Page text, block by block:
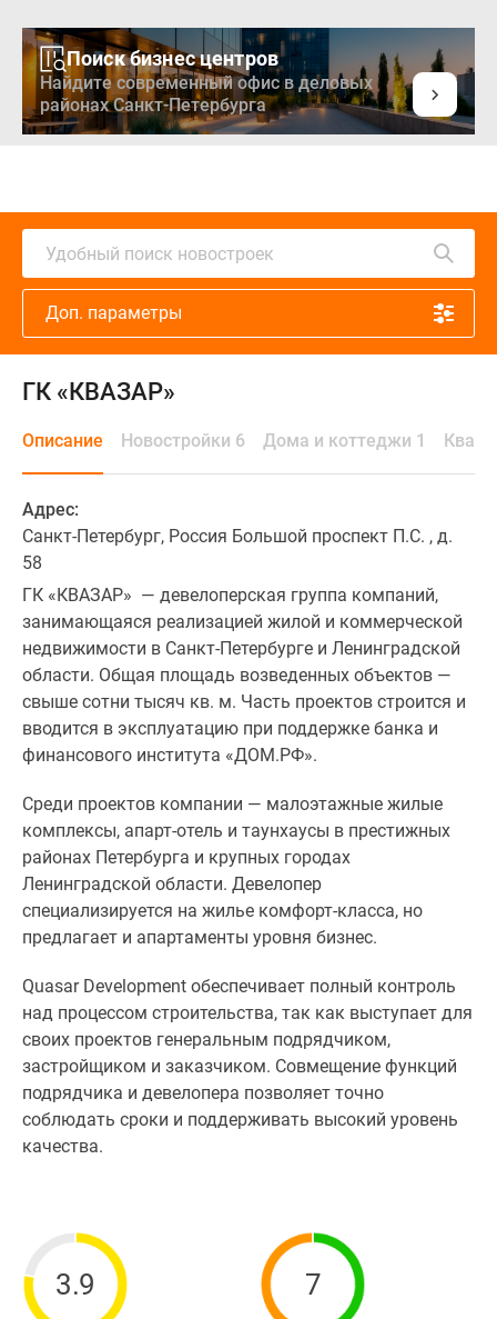
Поиск бизнес центров
Найдите современный офис в деловых
районах Санкт-Петербурга
Удобный поиск новостроек
Доп. параметры
ГК «КВАЗАР»
Описание Новостройки 6 Дома и коттеджи 1
Адрес:
Санкт-Петербург, Россия Большой проспект П.С. , д.
58
ГК «КВАЗАР» — девелоперская группа компаний,
занимающаяся реализацией жилой и коммерческой
недвижимости в Санкт-Петербурге и Ленинградской
области. Общая площадь возведенных объектов —
свыше сотни тысяч кв. м. Часть проектов строится и
вводится в эксплуатацию при поддержке банка и
финансового института «ДОМ.РФ».
Среди проектов компании — малоэтажные жилые
комплексы, апарт-отель и таунхаусы в престижных
районах Петербурга и крупных городах
Ленинградской области. Девелопер
специализируется на жилье комфорт-класса, но
предлагает и апартаменты уровня бизнес.
Quasar Development обеспечивает полный контроль
над процессом строительства, так как выступает для
своих проектов генеральным подрядчиком,
застройщиком и заказчиком. Совмещение функций
подрядчика и девелопера позволяет точно
соблюдать сроки и поддерживать высокий уровень
качества.
3.9 7